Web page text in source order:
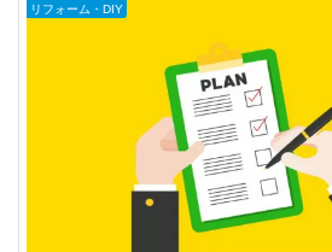
リフォーム・DIY